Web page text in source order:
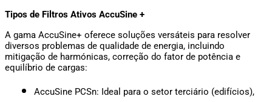
Tipos de Filtros Ativos AccuSine +
A gama AccuSine+ oferece soluções versáteis para resolver
diversos problemas de qualidade de energia, incluindo
mitigação de harmónicas, correção do fator de potência e
equilíbrio de cargas:
AccuSine PCSn: Ideal para o setor terciário (edifícios),